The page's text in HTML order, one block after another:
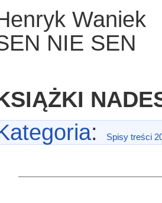
Waniek
NIE SEN
: Spisy treści